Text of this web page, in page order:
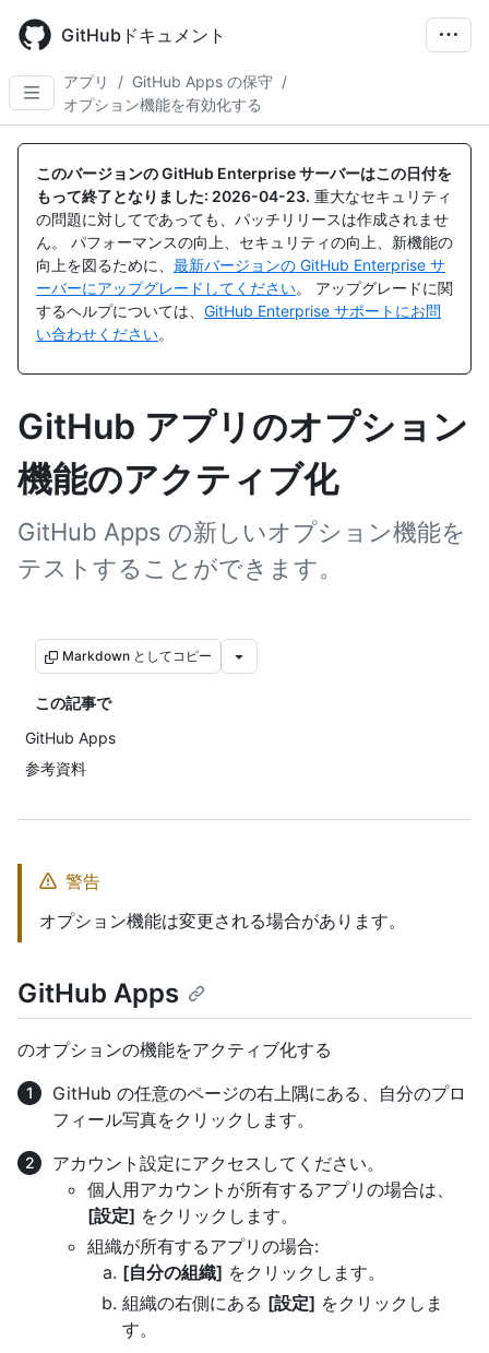
main
content
GitHubドキュメント
アプリ / GitHub Apps の保守 /
オプション機能を有効化する
このバージョンの GitHub Enterprise サーバーはこの日付を
もって終了となりました: 2026-04-23. 重大なセキュリティ
の問題に対してであっても、パッチリリースは作成されませ
ん。 パフォーマンスの向上、セキュリティの向上、新機能の
向上を図るために、 最新バージョンの GitHub Enterprise サ
ーバーにアップグレードしてください。 アップグレードに関
するヘルプについては、 GitHub Enterprise サポートにお問
い合わせください。
GitHub アプリのオプション
機能のアクティブ化
GitHub Apps の新しいオプション機能を
テストすることができます。
Markdown としてコピー
この記事で
GitHub Apps
参考資料
警告
オプション機能は変更される場合があります。
GitHub Apps
のオプションの機能をアクティブ化する
GitHub の任意のページの右上隅にある、自分のプロ
フィール写真をクリックします。
アカウント設定にアクセスしてください。
個人用アカウントが所有するアプリの場合は、
[設定] をクリックします。
組織が所有するアプリの場合:
[自分の組織] をクリックします。
組織の右側にある [設定] をクリックしま
す。